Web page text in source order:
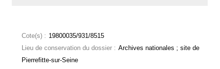
Cote(s) : 19800035/931/8515
Lieu de conservation du dossier : Archives nationales ; site de
Pierrefitte-sur-Seine